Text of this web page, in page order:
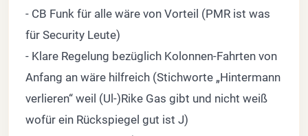
- CB Funk für alle wäre von Vorteil (PMR ist was
für Security Leute)
- Klare Regelung bezüglich Kolonnen-Fahrten von
Anfang an wäre hilfreich (Stichworte „Hintermann
verlieren“ weil (Ul-)Rike Gas gibt und nicht weiß
wofür ein Rückspiegel gut ist J)